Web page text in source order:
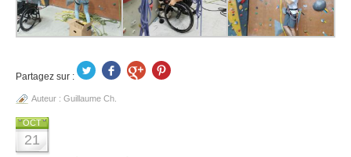
Partagez sur :
Auteur : Guillaume Ch.
OCT
21